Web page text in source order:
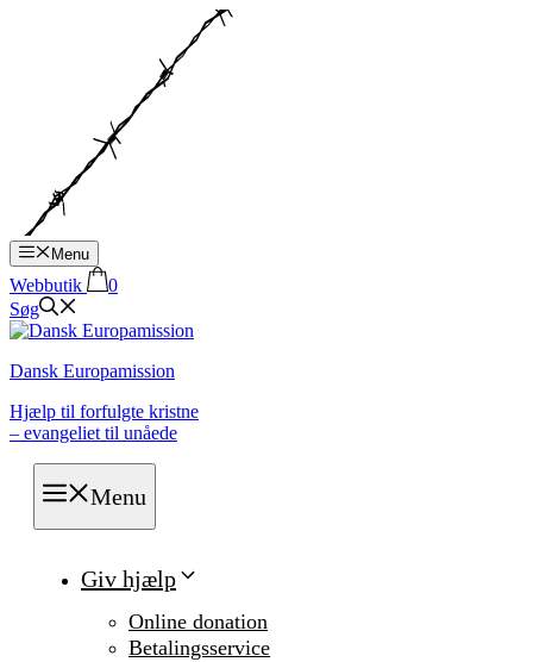
Menu
Webbutik
0
Søg
Dansk Europamission
Hjælp til forfulgte kristne
– evangeliet til unåede
Menu
Giv hjælp
Online donation
Betalingsservice